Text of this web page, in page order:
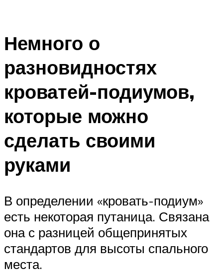
Немного о
разновидностях
кроватей-подиумов,
которые можно
сделать своими
руками
В определении «кровать-подиум»
есть некоторая путаница. Связана
она с разницей общепринятых
стандартов для высоты спального
места.